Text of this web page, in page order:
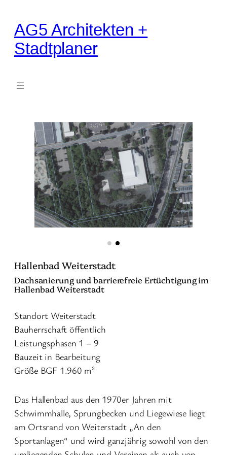
AG5 Architekten +
Stadtplaner
Hallenbad Weiterstadt
Dachsanierung und barrierefreie Ertüchtigung im
Hallenbad Weiterstadt
Standort Weiterstadt
Bauherrschaft öffentlich
Leistungsphasen 1 – 9
Bauzeit in Bearbeitung
Größe BGF 1.960 m²
Das Hallenbad aus den 1970er Jahren mit
Schwimmhalle, Sprungbecken und Liegewiese liegt
am Ortsrand von Weiterstadt „An den
Sportanlagen“ und wird ganzjährig sowohl von den